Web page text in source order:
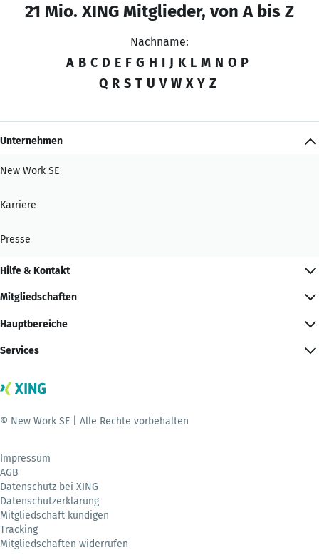
21 Mio. XING Mitglieder, von A bis Z
Nachname:
A B C D E F G H I J K L M N O P
Q R S T U V W X Y Z
Unternehmen
New Work SE
Karriere
Presse
Hilfe & Kontakt
Mitgliedschaften
Hauptbereiche
Services
© New Work SE | Alle Rechte vorbehalten
Impressum
AGB
Datenschutz bei XING
Datenschutzerklärung
Mitgliedschaft kündigen
Tracking
Mitgliedschaften widerrufen